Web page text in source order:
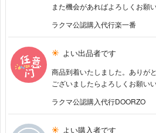
また機会があればよろしくお願い
ラクマ公認購入代行楽一番
よい出品者です
商品到着いたしました。ありが
ございましたらよろしくお願い
ラクマ公認購入代行DOORZO
よい購入者です